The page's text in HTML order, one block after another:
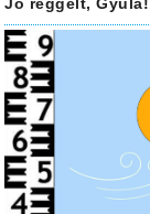
Jó reggelt, Gyula!